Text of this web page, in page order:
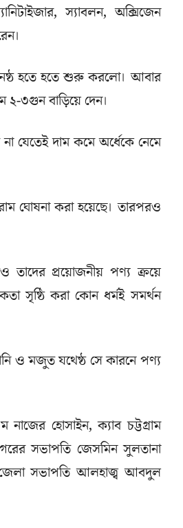
স্যাবলন, অক্সিজেন
নষ্ঠ হতে হতে শুরু করলো। আবার
২-৩গুন বাড়িয়ে দেন।
যেতেই দাম কমে অর্ধেকে নেমে
ঘোষনা করা হয়েছে। তারপরও
তাদের প্রয়োজনীয় পণ্য ক্রয়ে
সৃষ্ঠি করা কোন ধর্মই সমর্থন
ও মজুত যথেষ্ঠ সে কারনে পণ্য
নাজের হোসাইন, ক্যাব চট্টগ্রাম
সভাপতি জেসমিন সুলতানা
জেলা সভাপতি আলহাজ্ব আবদুল